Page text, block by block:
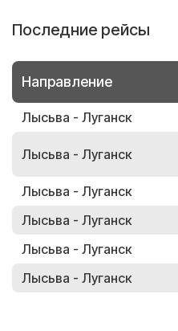
Последние рейсы
Направление
Лысьва - Луганск
Лысьва - Луганск
Лысьва - Луганск
Лысьва - Луганск
Лысьва - Луганск
Лысьва - Луганск